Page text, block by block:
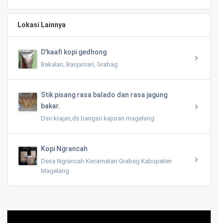
Lokasi Lainnya
D'kaafi kopi gedhong
Bakalan, Banjarsari, Grabag
Stik pisang rasa balado dan rasa jagung
bakar.
Dsn krajan,ds bangsri kajoran magelang
Kopi Ngrancah
Desa Ngrancah Kecamatan Grabag Kabupaten
Magelang